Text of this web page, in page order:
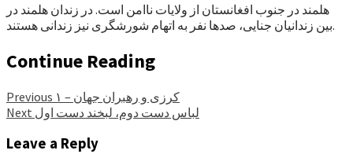
هلمند در جنوب افغانستان از ولایات ناامن است. در زندان هلمند در
بین زندانیان جنایی، صدها نفر به اتهام شورشگری نیز زندانی هستند.
Continue Reading
Previous
کرزی و رهبران جهان – ۱
Next لباس دست دوم، لبخند دست اول
Leave a Reply